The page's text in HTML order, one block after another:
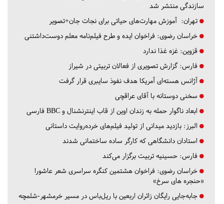
سازندگی منتشر شد
تهران: آموزش مهارت‌های حیاتی برای نجات جان+تصویر
خراسان رضوی: فراخوان ایده و طرح فیلم‌نامه معلم دوست‌داشتنی
قزوین: غزه غذا ندارد
فارس: گزارش تصویری از فعالان تربیتی در شیراز
آژانس هسته‌ای آمریکا هدف نفوذ سایبری قرار گرفت
سخنی دوستانه با آقای عراقچی
ابعاد ناگوار حمله به زندان اوین از قاب اینترنشنال و BBC فارسی
البرز: بازدید میدانی از تولید فیلم‌های خرده‌روایت داستانی
استادان دانشگاهی که کارگر ساده ساختمانی شدند
فارس: حسینیه تربیت برگزار می‌کند
خراسان رضوی: فراخوان هشتمین کنگره سراسری شعر عاشورا
«حنجره های سرخ»
جابه‌جایی رایگان زائران اربعین با ریل‌باس در مسیر خرمشهر-شلمچه